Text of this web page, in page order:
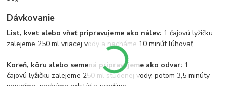
Dávkovanie
List, kvet alebo vňať pripravujeme ako nálev: 1 čajovú lyžičku
zalejeme 250 ml vriacej vody a necháme 10 minút lúhovať.
Koreň, kôru alebo semená pripravujeme ako odvar: 1
čajovú lyžičku zalejeme 250 ml studenej vody, potom 3,5 minúty